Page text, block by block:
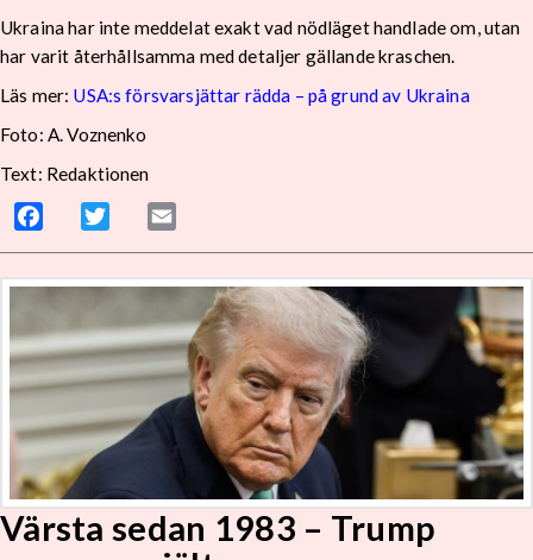
Ukraina har inte meddelat exakt vad nödläget handlade om, utan
har varit återhållsamma med detaljer gällande kraschen.
Läs mer: USA:s försvarsjättar rädda – på grund av Ukraina
Foto: A. Voznenko
Text: Redaktionen
Facebook Twitter
Värsta sedan 1983 – Trump